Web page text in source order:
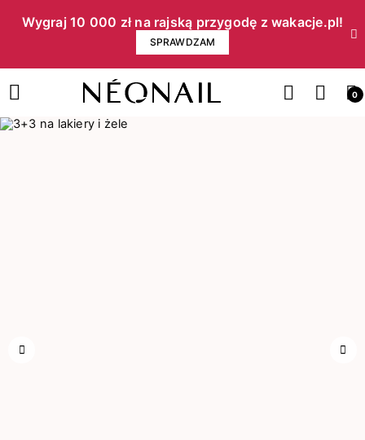
Wygraj 10 000 zł na rajską przygodę z wakacje.pl!​
SPRAWDZAM
0